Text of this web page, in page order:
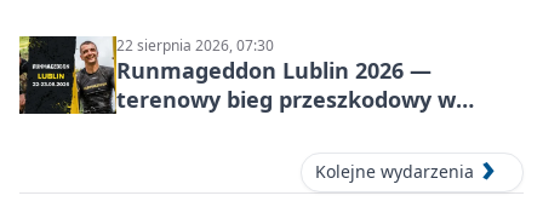
22 sierpnia 2026, 07:30
Runmageddon Lublin 2026 —
terenowy bieg przeszkodowy w
Kolejne wydarzenia